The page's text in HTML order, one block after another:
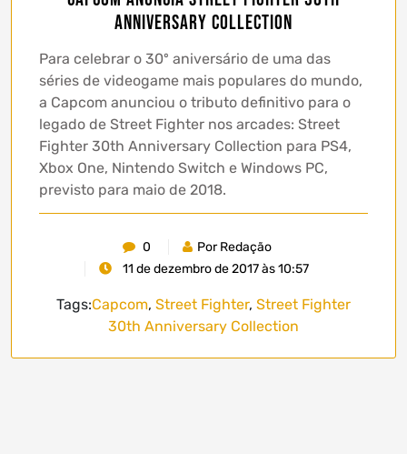
Anniversary Collection
Para celebrar o 30º aniversário de uma das
séries de videogame mais populares do mundo,
a Capcom anunciou o tributo definitivo para o
legado de Street Fighter nos arcades: Street
Fighter 30th Anniversary Collection para PS4,
Xbox One, Nintendo Switch e Windows PC,
previsto para maio de 2018.
0
Por Redação
11 de dezembro de 2017 às 10:57
Tags:Capcom, Street Fighter, Street Fighter
30th Anniversary Collection